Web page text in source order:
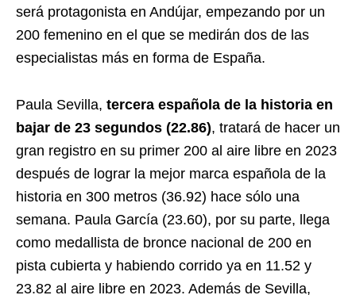
será protagonista en Andújar, empezando por un
200 femenino en el que se medirán dos de las
especialistas más en forma de España.
Paula Sevilla, tercera española de la historia en
bajar de 23 segundos (22.86), tratará de hacer un
gran registro en su primer 200 al aire libre en 2023
después de lograr la mejor marca española de la
historia en 300 metros (36.92) hace sólo una
semana. Paula García (23.60), por su parte, llega
como medallista de bronce nacional de 200 en
pista cubierta y habiendo corrido ya en 11.52 y
23.82 al aire libre en 2023. Además de Sevilla,